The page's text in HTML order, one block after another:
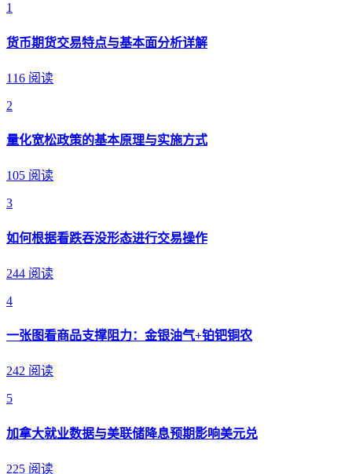
1
货币期货交易特点与基本面分析详解
116 阅读
2
量化宽松政策的基本原理与实施方式
105 阅读
3
如何根据看跌吞没形态进行交易操作
244 阅读
4
一张图看商品支撑阻力：金银油气+铂钯铜农
242 阅读
5
加拿大就业数据与美联储降息预期影响美元兑
225 阅读